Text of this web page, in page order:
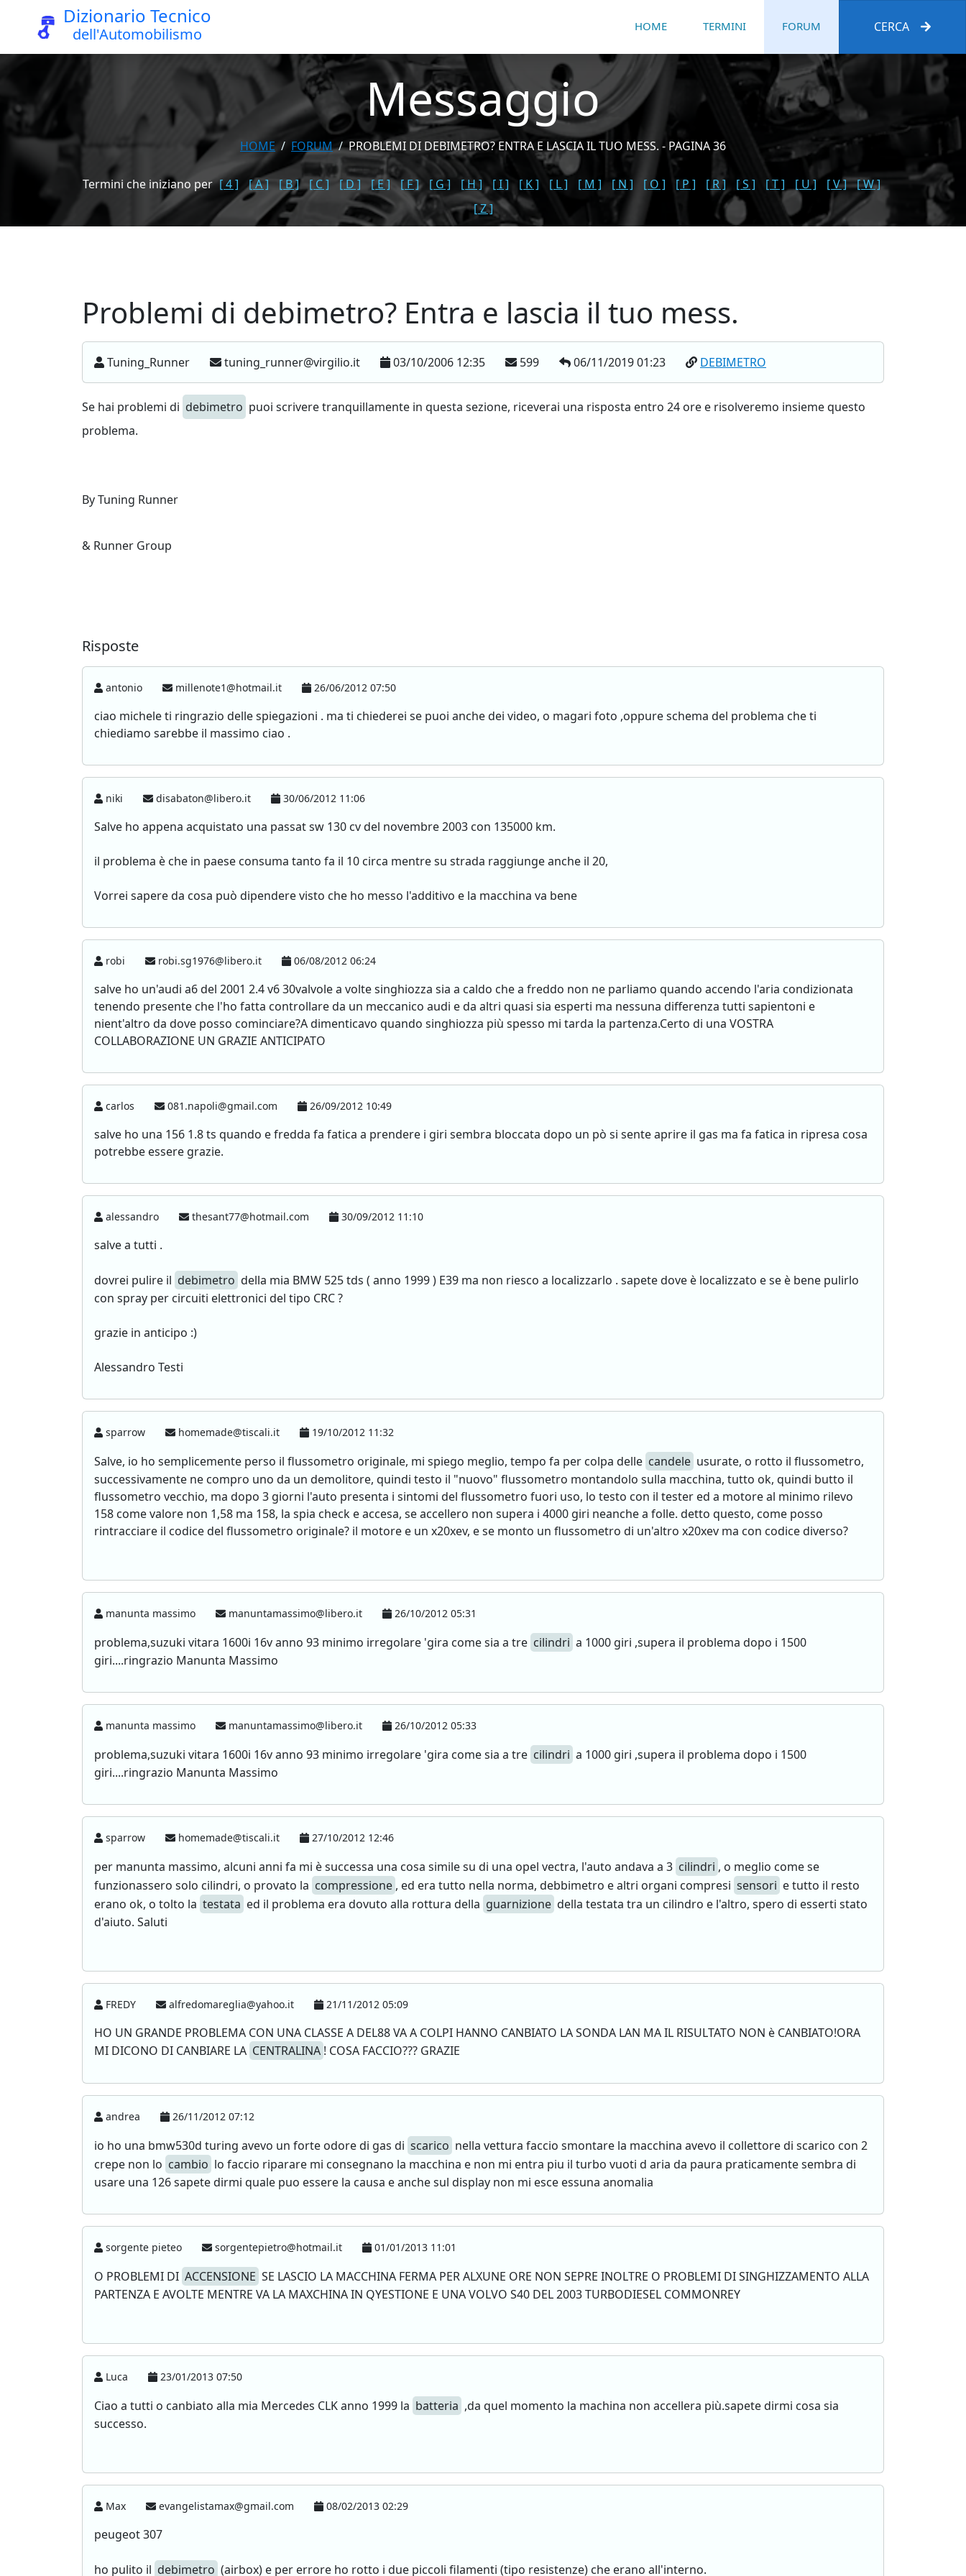
Dizionario Tecnico
dell'Automobilismo HOME TERMINI FORUM CERCA
Messaggio
HOME FORUM PROBLEMI DI DEBIMETRO? ENTRA E LASCIA IL TUO MESS. - PAGINA 36
Termini che iniziano per [ 4 ] [ A ] [ B ] [ C ] [ D ] [ E ] [ F ] [ G ] [ H ] [ I ] [ K ] [ L ] [ M ] [ N ] [ O ] [ P ] [ R ] [ S ] [ T ] [ U ] [ V ]
[ W ]
[ Z ]
Problemi di debimetro? Entra e lascia il tuo mess.
Tuning_Runner tuning_runner@virgilio.it 03/10/2006 12:35 599 06/11/2019 01:23 DEBIMETRO
Se hai problemi di debimetro puoi scrivere tranquillamente in questa sezione, riceverai una risposta entro 24 ore e risolveremo insieme questo
problema.
By Tuning Runner
& Runner Group
Risposte
antonio millenote1@hotmail.it 26/06/2012 07:50
ciao michele ti ringrazio delle spiegazioni . ma ti chiederei se puoi anche dei video, o magari foto ,oppure schema del problema che ti
chiediamo sarebbe il massimo ciao .
niki disabaton@libero.it 30/06/2012 11:06
Salve ho appena acquistato una passat sw 130 cv del novembre 2003 con 135000 km.
il problema è che in paese consuma tanto fa il 10 circa mentre su strada raggiunge anche il 20,
Vorrei sapere da cosa può dipendere visto che ho messo l'additivo e la macchina va bene
robi robi.sg1976@libero.it 06/08/2012 06:24
salve ho un'audi a6 del 2001 2.4 v6 30valvole a volte singhiozza sia a caldo che a freddo non ne parliamo quando accendo l'aria condizionata
tenendo presente che l'ho fatta controllare da un meccanico audi e da altri quasi sia esperti ma nessuna differenza tutti sapientoni e
nient'altro da dove posso cominciare?A dimenticavo quando singhiozza più spesso mi tarda la partenza.Certo di una VOSTRA
COLLABORAZIONE UN GRAZIE ANTICIPATO
carlos 081.napoli@gmail.com 26/09/2012 10:49
salve ho una 156 1.8 ts quando e fredda fa fatica a prendere i giri sembra bloccata dopo un pò si sente aprire il gas ma fa fatica in ripresa cosa
potrebbe essere grazie.
alessandro thesant77@hotmail.com 30/09/2012 11:10
salve a tutti .
dovrei pulire il debimetro della mia BMW 525 tds ( anno 1999 ) E39 ma non riesco a localizzarlo . sapete dove è localizzato e se è bene pulirlo
con spray per circuiti elettronici del tipo CRC ?
grazie in anticipo :)
Alessandro Testi
sparrow homemade@tiscali.it 19/10/2012 11:32
Salve, io ho semplicemente perso il flussometro originale, mi spiego meglio, tempo fa per colpa delle candele usurate, o rotto il flussometro,
successivamente ne compro uno da un demolitore, quindi testo il "nuovo" flussometro montandolo sulla macchina, tutto ok, quindi butto il
flussometro vecchio, ma dopo 3 giorni l'auto presenta i sintomi del flussometro fuori uso, lo testo con il tester ed a motore al minimo rilevo
158 come valore non 1,58 ma 158, la spia check e accesa, se accellero non supera i 4000 giri neanche a folle. detto questo, come posso
rintracciare il codice del flussometro originale? il motore e un x20xev, e se monto un flussometro di un'altro x20xev ma con codice diverso?
manunta massimo manuntamassimo@libero.it 26/10/2012 05:31
problema,suzuki vitara 1600i 16v anno 93 minimo irregolare 'gira come sia a tre cilindri a 1000 giri ,supera il problema dopo i 1500
giri....ringrazio Manunta Massimo
manunta massimo manuntamassimo@libero.it 26/10/2012 05:33
problema,suzuki vitara 1600i 16v anno 93 minimo irregolare 'gira come sia a tre cilindri a 1000 giri ,supera il problema dopo i 1500
giri....ringrazio Manunta Massimo
sparrow homemade@tiscali.it 27/10/2012 12:46
per manunta massimo, alcuni anni fa mi è successa una cosa simile su di una opel vectra, l'auto andava a 3 cilindri , o meglio come se
funzionassero solo cilindri, o provato la compressione , ed era tutto nella norma, debbimetro e altri organi compresi sensori e tutto il resto
erano ok, o tolto la testata ed il problema era dovuto alla rottura della guarnizione della testata tra un cilindro e l'altro, spero di esserti stato
d'aiuto. Saluti
FREDY alfredomareglia@yahoo.it 21/11/2012 05:09
HO UN GRANDE PROBLEMA CON UNA CLASSE A DEL88 VA A COLPI HANNO CANBIATO LA SONDA LAN MA IL RISULTATO NON è CANBIATO!ORA
MI DICONO DI CANBIARE LA CENTRALINA ! COSA FACCIO??? GRAZIE
andrea 26/11/2012 07:12
io ho una bmw530d turing avevo un forte odore di gas di scarico nella vettura faccio smontare la macchina avevo il collettore di scarico con 2
crepe non lo cambio lo faccio riparare mi consegnano la macchina e non mi entra piu il turbo vuoti d aria da paura praticamente sembra di
usare una 126 sapete dirmi quale puo essere la causa e anche sul display non mi esce essuna anomalia
sorgente pieteo sorgentepietro@hotmail.it 01/01/2013 11:01
O PROBLEMI DI ACCENSIONE SE LASCIO LA MACCHINA FERMA PER ALXUNE ORE NON SEPRE INOLTRE O PROBLEMI DI SINGHIZZAMENTO ALLA
PARTENZA E AVOLTE MENTRE VA LA MAXCHINA IN QYESTIONE E UNA VOLVO S40 DEL 2003 TURBODIESEL COMMONREY
Luca 23/01/2013 07:50
Ciao a tutti o canbiato alla mia Mercedes CLK anno 1999 la batteria ,da quel momento la machina non accellera più.sapete dirmi cosa sia
successo.
Max evangelistamax@gmail.com 08/02/2013 02:29
peugeot 307
ho pulito il debimetro (airbox) e per errore ho rotto i due piccoli filamenti (tipo resistenze) che erano all'interno.